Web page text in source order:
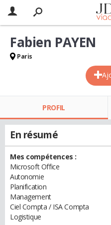
Fabien PAYEN
Paris
PROFIL
En résumé
Mes compétences :
Microsoft Office
Autonomie
Planification
Management
Ciel Compta / ISA Compta
Logistique